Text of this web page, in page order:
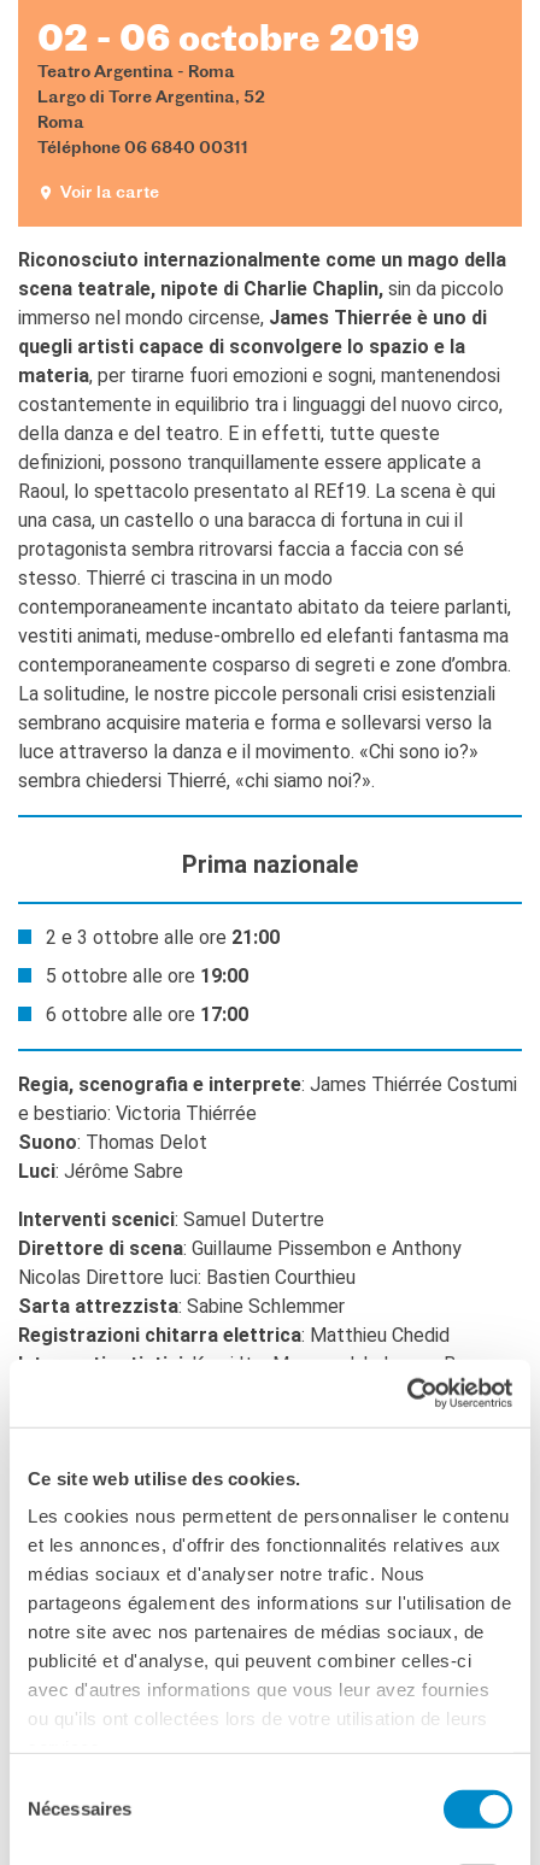
Ce site web utilise des cookies.
Les cookies nous permettent de personnaliser le contenu
et les annonces, d'offrir des fonctionnalités relatives aux
médias sociaux et d'analyser notre trafic. Nous
partageons également des informations sur l'utilisation de
notre site avec nos partenaires de médias sociaux, de
publicité et d'analyse, qui peuvent combiner celles-ci
avec d'autres informations que vous leur avez fournies
ou qu'ils ont collectées lors de votre utilisation de leurs
Nécessaires
02 - 06 octobre 2019
Teatro Argentina - Roma
Largo di Torre Argentina, 52
Roma
Téléphone 06 6840 00311
Voir la carte
Riconosciuto internazionalmente come un mago della
scena teatrale, nipote di Charlie Chaplin, sin da piccolo
immerso nel mondo circense, James Thierrée è uno di
quegli artisti capace di sconvolgere lo spazio e la
materia, per tirarne fuori emozioni e sogni, mantenendosi
costantemente in equilibrio tra i linguaggi del nuovo circo,
della danza e del teatro. E in effetti, tutte queste
definizioni, possono tranquillamente essere applicate a
Raoul, lo spettacolo presentato al REf19. La scena è qui
una casa, un castello o una baracca di fortuna in cui il
protagonista sembra ritrovarsi faccia a faccia con sé
stesso. Thierré ci trascina in un modo
contemporaneamente incantato abitato da teiere parlanti,
vestiti animati, meduse-ombrello ed elefanti fantasma ma
contemporaneamente cosparso di segreti e zone d’ombra.
La solitudine, le nostre piccole personali crisi esistenziali
sembrano acquisire materia e forma e sollevarsi verso la
luce attraverso la danza e il movimento. «Chi sono io?»
sembra chiedersi Thierré, «chi siamo noi?».
Prima nazionale
2 e 3 ottobre alle ore 21:00
5 ottobre alle ore 19:00
6 ottobre alle ore 17:00
Regia, scenografia e interprete: James Thiérrée Costumi
e bestiario: Victoria Thiérrée
Suono: Thomas Delot
Luci: Jérôme Sabre
Interventi scenici: Samuel Dutertre
Direttore di scena: Guillaume Pissembon e Anthony
Nicolas Direttore luci: Bastien Courthieu
Sarta attrezzista: Sabine Schlemmer
Registrazioni chitarra elettrica: Matthieu Chedid
Interventi artistici : Kaori Ito, Magnus Jakobsson, Bruno
Foto:Richard Haughton
In coproduzionecon La Coursive Scène nationale de La
Rochelle, Théâtre Royal de Namur, La Comédie de
Clermont-Ferrand, Théâtre de la Ville Paris, barbicanbite09
(Barbican Theatre Londres) e Crying out Loud, Abbey
Theatre Dublin, Maison de la Danse Lyon, Théâtre National
de Toulouse. La Compagnie du Hanneton è sostenuta nei
suoi progetti dalla fondazione BNP Paribas e
convenzionata dal Ministero della Cultura e della
Comunicazione, D.G.C.A.